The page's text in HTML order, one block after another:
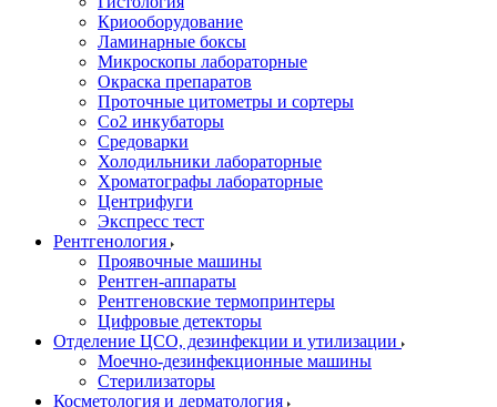
Криооборудование
Ламинарные боксы
Микроскопы лабораторные
Окраска препаратов
Проточные цитометры и сортеры
Со2 инкубаторы
Средоварки
Холодильники лабораторные
Хроматографы лабораторные
Центрифуги
Экспресс тест
Рентгенология
Проявочные машины
Рентген-аппараты
Рентгеновские термопринтеры
Цифровые детекторы
Отделение ЦСО, дезинфекции и утилизации
Моечно-дезинфекционные машины
Стерилизаторы
Косметология и дерматология